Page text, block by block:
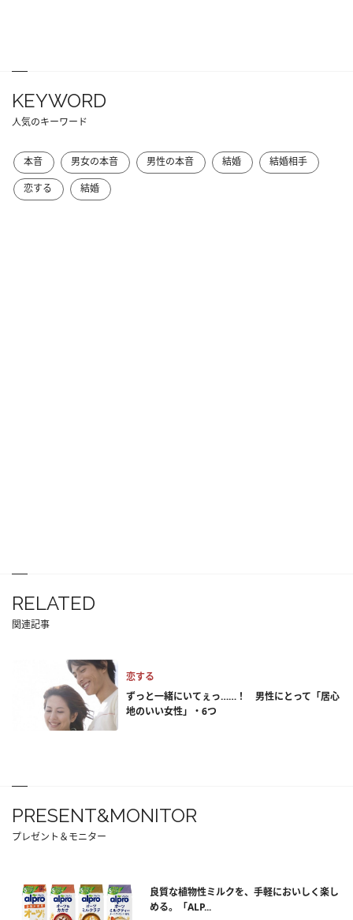
KEYWORD
人気のキーワード
本音 男女の本音 男性の本音 結婚
結婚相手
恋する
結婚
RELATED
関連記事
恋する
ずっと一緒にいてぇっ……！ 男性にとって「居心
地のいい女性」・6つ
PRESENT&MONITOR
プレゼント＆モニター
良質な植物性ミルクを、手軽においしく楽し
める。「ALP...